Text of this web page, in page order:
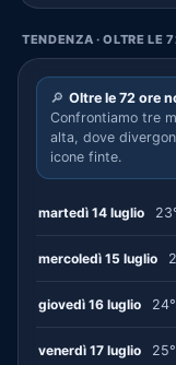
TENDENZA · OLTRE LE
🔎 Oltre le 72 ore
Confrontiamo tre
alta, dove
icone finte.
martedì 14 luglio
mercoledì 15 luglio
giovedì 16 luglio
venerdì 17 luglio